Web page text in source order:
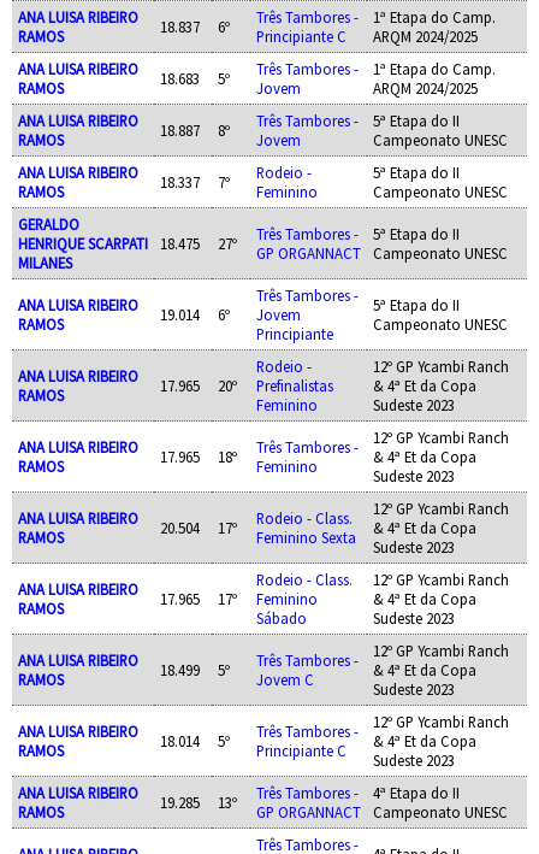
ANA LUISA RIBEIRO
RAMOS
18.837 6º
Três Tambores -
Principiante C
1ª Etapa do Camp.
ARQM 2024/2025
ANA LUISA RIBEIRO
RAMOS
18.683 5º
Três Tambores -
Jovem
1ª Etapa do Camp.
ARQM 2024/2025
ANA LUISA RIBEIRO
RAMOS
18.887 8º
Três Tambores -
Jovem
5ª Etapa do II
Campeonato UNESC
ANA LUISA RIBEIRO
RAMOS
18.337 7º
Rodeio -
Feminino
5ª Etapa do II
Campeonato UNESC
GERALDO
HENRIQUE SCARPATI
MILANES
18.475 27º
Três Tambores -
GP ORGANNACT
5ª Etapa do II
Campeonato UNESC
ANA LUISA RIBEIRO
RAMOS
19.014 6º
Três Tambores -
Jovem
Principiante
5ª Etapa do II
Campeonato UNESC
ANA LUISA RIBEIRO
RAMOS
17.965 20º
Rodeio -
Prefinalistas
Feminino
12º GP Ycambi Ranch
& 4ª Et da Copa
Sudeste 2023
ANA LUISA RIBEIRO
RAMOS
17.965 18º
Três Tambores -
Feminino
12º GP Ycambi Ranch
& 4ª Et da Copa
Sudeste 2023
ANA LUISA RIBEIRO
RAMOS
20.504 17º
Rodeio - Class.
Feminino Sexta
12º GP Ycambi Ranch
& 4ª Et da Copa
Sudeste 2023
ANA LUISA RIBEIRO
RAMOS
17.965 17º
Rodeio - Class.
Feminino
Sábado
12º GP Ycambi Ranch
& 4ª Et da Copa
Sudeste 2023
ANA LUISA RIBEIRO
RAMOS
18.499 5º
Três Tambores -
Jovem C
12º GP Ycambi Ranch
& 4ª Et da Copa
Sudeste 2023
ANA LUISA RIBEIRO
RAMOS
18.014 5º
Três Tambores -
Principiante C
12º GP Ycambi Ranch
& 4ª Et da Copa
Sudeste 2023
ANA LUISA RIBEIRO
RAMOS
19.285 13º
Três Tambores -
GP ORGANNACT
4ª Etapa do II
Campeonato UNESC
Três Tambores -